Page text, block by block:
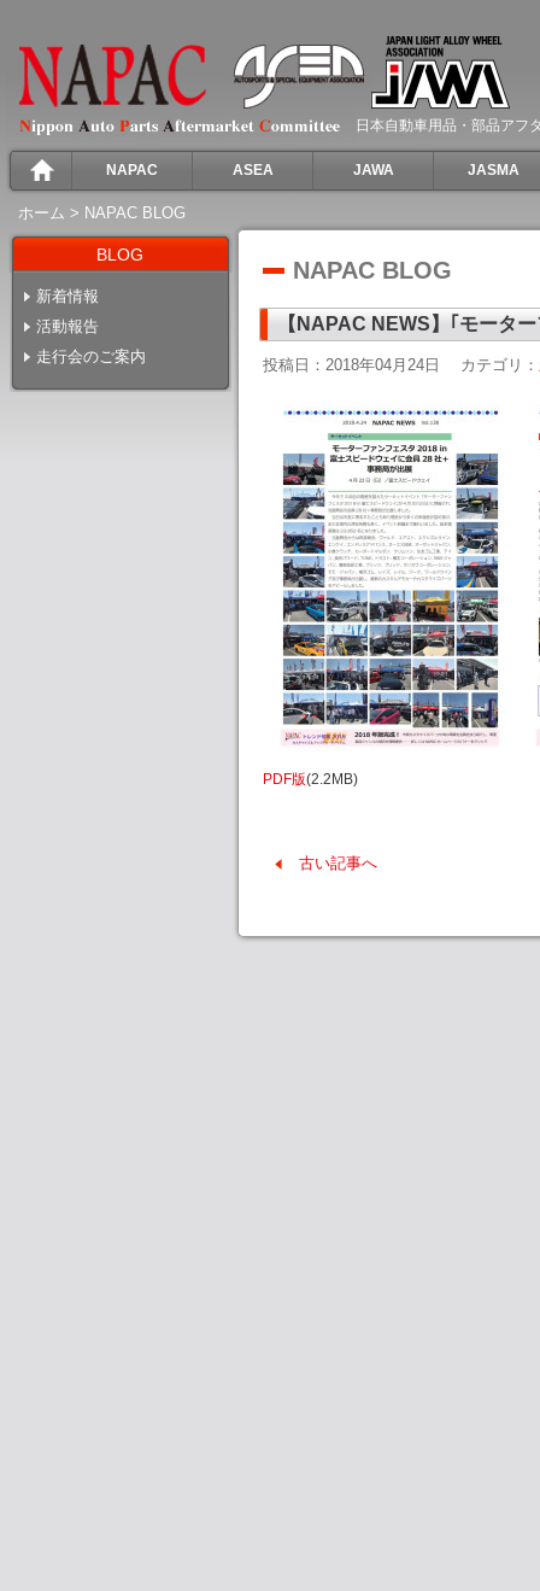
日本自動車用品・部品アフ
NAPAC ASEA JAWA JASMA
ホーム > NAPAC BLOG
BLOG
新着情報
活動報告
走行会のご案内
NAPAC BLOG
【NAPAC NEWS】｢モータ
投稿日：2018年04月24日 カテゴリ：
PDF版(2.2MB)
古い記事へ